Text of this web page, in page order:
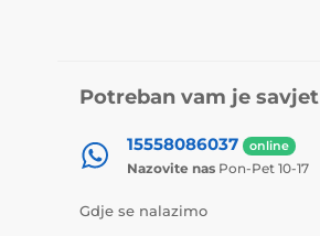
Potreban vam je savjet
15558086037 online
Nazovite nas Pon-Pet 10-17
Gdje se nalazimo